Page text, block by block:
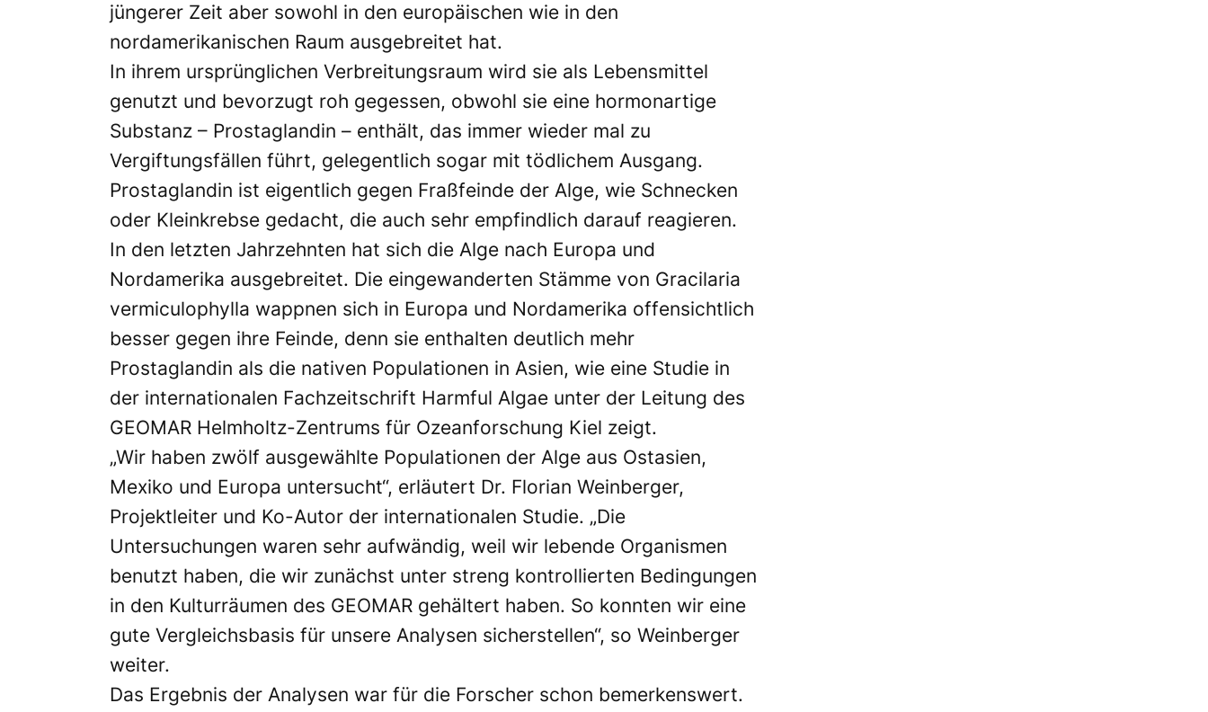
jüngerer Zeit aber sowohl in den europäischen wie in den
nordamerikanischen Raum ausgebreitet hat.
In ihrem ursprünglichen Verbreitungsraum wird sie als Lebensmittel
genutzt und bevorzugt roh gegessen, obwohl sie eine hormonartige
Substanz – Prostaglandin – enthält, das immer wieder mal zu
Vergiftungsfällen führt, gelegentlich sogar mit tödlichem Ausgang.
Prostaglandin ist eigentlich gegen Fraßfeinde der Alge, wie Schnecken
oder Kleinkrebse gedacht, die auch sehr empfindlich darauf reagieren.
In den letzten Jahrzehnten hat sich die Alge nach Europa und
Nordamerika ausgebreitet. Die eingewanderten Stämme von Gracilaria
vermiculophylla wappnen sich in Europa und Nordamerika offensichtlich
besser gegen ihre Feinde, denn sie enthalten deutlich mehr
Prostaglandin als die nativen Populationen in Asien, wie eine Studie in
der internationalen Fachzeitschrift Harmful Algae unter der Leitung des
GEOMAR Helmholtz-Zentrums für Ozeanforschung Kiel zeigt.
„Wir haben zwölf ausgewählte Populationen der Alge aus Ostasien,
Mexiko und Europa untersucht“, erläutert Dr. Florian Weinberger,
Projektleiter und Ko-Autor der internationalen Studie. „Die
Untersuchungen waren sehr aufwändig, weil wir lebende Organismen
benutzt haben, die wir zunächst unter streng kontrollierten Bedingungen
in den Kulturräumen des GEOMAR gehältert haben. So konnten wir eine
gute Vergleichsbasis für unsere Analysen sicherstellen“, so Weinberger
weiter.
Das Ergebnis der Analysen war für die Forscher schon bemerkenswert.